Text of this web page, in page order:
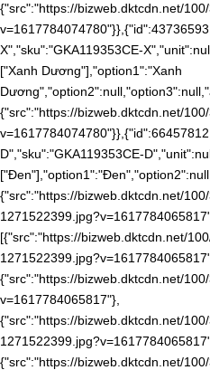
{"src":"https://bizweb.dktcdn.net/
X","sku":"GKA119353CE-
["Xanh Dương"],"option1":"Xanh
{"src":"https://bizweb.dktcdn.net/
D","sku":"GKA119353CE-
{"src":"https://bizweb.dktcdn.net/
[{"src":"https://bizweb.dktcdn.net/
{"src":"https://bizweb.dktcdn.net/
v=1617784065817"},
{"src":"https://bizweb.dktcdn.net/
{"src":"https://bizweb.dktcdn.net/